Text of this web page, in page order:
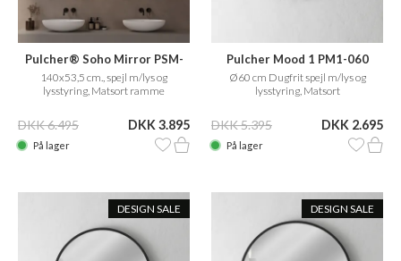
Pulcher® Soho Mirror PSM-
1453
140x53,5 cm., spejl m/lys og
lysstyring, Matsort ramme
DKK 6.495 DKK 3.895
På lager
Pulcher Mood 1 PM1-060
Ø60 cm Dugfrit spejl m/lys og
lysstyring, Matsort
DKK 5.395 DKK 2.695
På lager
DESIGN SALE DESIGN SALE